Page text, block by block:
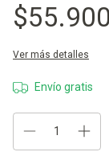
Ver más detalles
Envío gratis